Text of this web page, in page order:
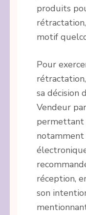
produits
motif
Pour
sa décision
Vendeur
permettant
réception,
son